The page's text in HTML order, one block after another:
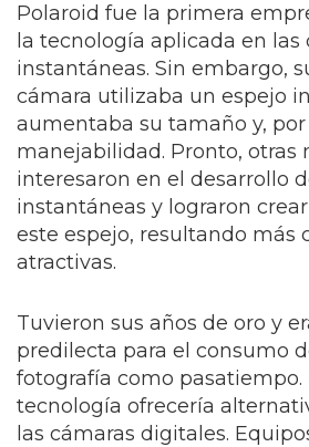
Polaroid fue la primera
la tecnología aplicada en las
instantáneas. Sin embargo,
cámara utilizaba un espejo
aumentaba su tamaño y, por
manejabilidad. Pronto, otras
interesaron en el desarrollo
instantáneas y lograron
este espejo, resultando más
atractivas.
Tuvieron sus años de oro y
predilecta para el consumo
fotografía como pasatiempo.
tecnología ofrecería
las cámaras digitales.